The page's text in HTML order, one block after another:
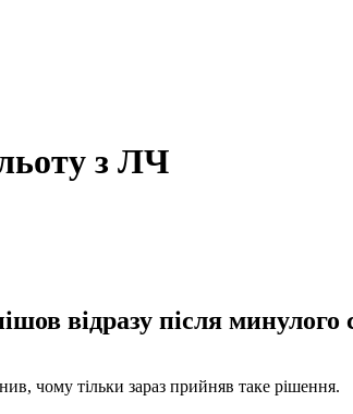
з ЛЧ
відразу після минулого
чому тільки зараз прийняв таке рішення.